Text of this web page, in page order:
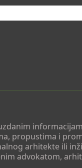
propustima i
arhitekte ili
advokatom,